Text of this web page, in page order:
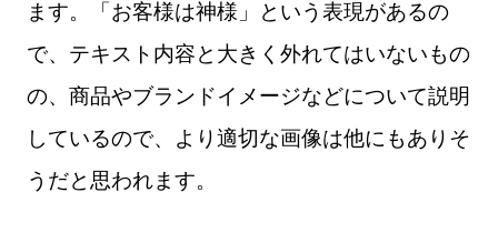
ます。「お客様は神様」という表現があるの
で、テキスト内容と大きく外れてはいないもの
の、商品やブランドイメージなどについて説明
しているので、より適切な画像は他にもありそ
うだと思われます。